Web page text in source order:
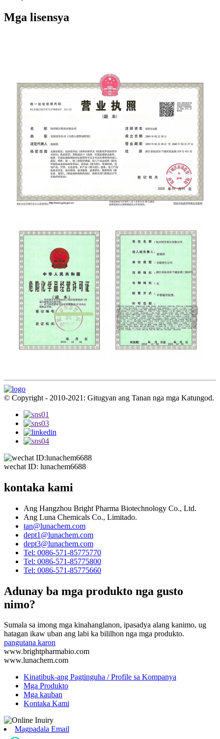
Mga lisensya
© Copyright - 2010-2021: Gitugyan ang Tanan nga mga Katungod.
wechat ID: lunachem6688
kontaka kami
Ang Hangzhou Bright Pharma Biotechnology Co., Ltd.
Ang Luna Chemicals Co., Limitado.
tan@lunachem.com
dept1@lunachem.com
dept3@lunachem.com
Tel: 0086-571-85775770
Tel: 0086-571-85775800
Tel: 0086-571-85775660
Adunay ba mga produkto nga gusto
nimo?
Sumala sa imong mga kinahanglanon, ipasadya alang kanimo, ug
hatagan ikaw uban ang labi ka bililhon nga mga produkto.
pangutana karon
www.brightpharmabio.com
www.lunachem.com
Kinatibuk-ang Pagtinguha / Profile sa Kompanya
Mga Produkto
Mga kauban
Kontaka Kami
Magpadala Email